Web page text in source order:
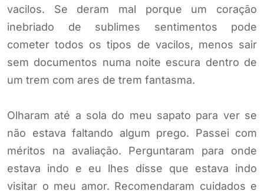
vacilos. Se deram mal porque um coração
inebriado de sublimes sentimentos pode
cometer todos os tipos de vacilos, menos sair
sem documentos numa noite escura dentro de
um trem com ares de trem fantasma.
Olharam até a sola do meu sapato para ver se
não estava faltando algum prego. Passei com
méritos na avaliação. Perguntaram para onde
estava indo e eu lhes disse que estava indo
visitar o meu amor. Recomendaram cuidados e